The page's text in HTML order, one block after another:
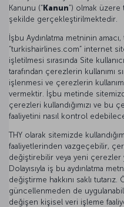
Kanunu (“Kanun”) olmak
şekilde gerçekleştirilmektedir.
İşbu Aydınlatma metninin
“turkishairlines.com” internet
işletilmesi sırasında Site
tarafından çerezlerin kullanımı
işlenmesi ve çerezlerin
vermektir. İşbu metinde
çerezleri kullandığımızı ve bu
faaliyetini nasıl kontrol
THY olarak sitemizde
faaliyetlerinden vazgeçebilir,
değiştirebilir veya yeni çerezler
Dolayısıyla iş bu aydınlatma
değiştirme hakkını saklı
güncellenmeden de
değişen kişisel veri işleme